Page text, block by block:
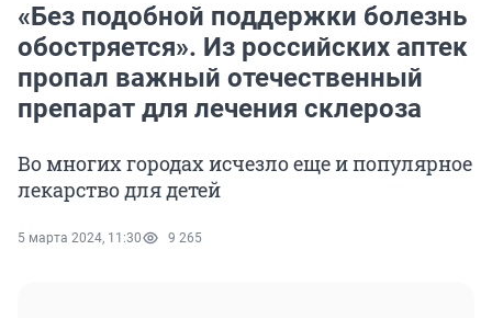
«Без подобной поддержки болезнь
обостряется». Из российских аптек
пропал важный отечественный
препарат для лечения склероза
Во многих городах исчезло еще и популярное
лекарство для детей
5 марта 2024, 11:30 9 265